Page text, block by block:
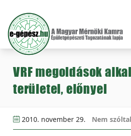
VRF megoldások
területei, előnyei
2010. november 29. Nem